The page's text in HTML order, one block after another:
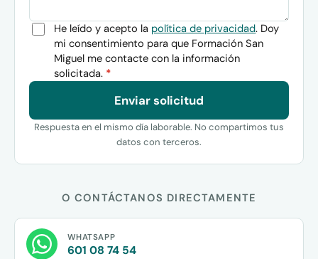
He leído y acepto la política de privacidad. Doy
mi consentimiento para que Formación San
Miguel me contacte con la información
solicitada. *
Enviar solicitud
Respuesta en el mismo día laborable. No compartimos tus
datos con terceros.
O CONTÁCTANOS DIRECTAMENTE
WHATSAPP
601 08 74 54